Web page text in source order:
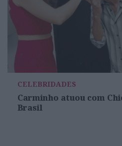
CELEBRIDADES
Carminho atuou com
Brasil